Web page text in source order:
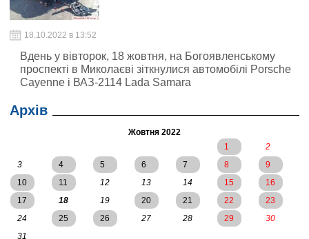
18.10.2022 в 13:52
Вдень у вівторок, 18 жовтня, на Богоявленському
проспекті в Миколаєві зіткнулися автомобілі Porsche
Cayenne і ВАЗ-2114 Lada Samara
Архів
Жовтня 2022
1
2
3
4 5 6 7 8
9
10
11 12 13 14 15
16
17
18 19 20 21 22
23
24
25 26 27 28 29
30
31